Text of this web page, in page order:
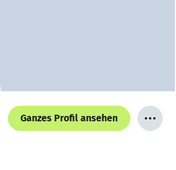
Ganzes Profil ansehen